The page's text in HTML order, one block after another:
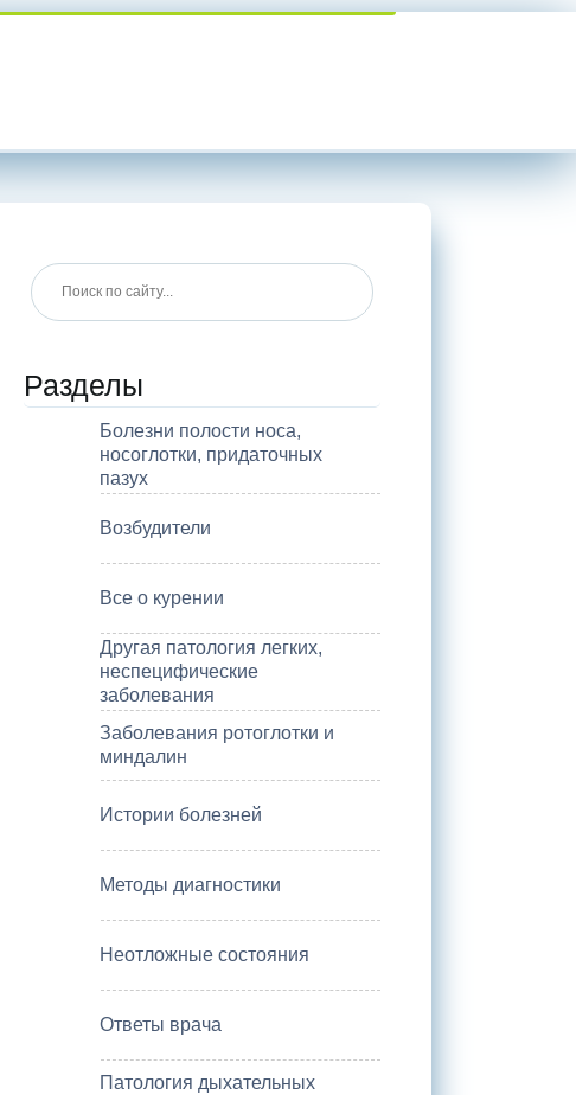
Разделы
Болезни полости носа,
носоглотки, придаточных
пазух
Возбудители
Все о курении
Другая патология легких,
неспецифические
заболевания
Заболевания ротоглотки и
миндалин
Истории болезней
Методы диагностики
Неотложные состояния
Ответы врача
Патология дыхательных